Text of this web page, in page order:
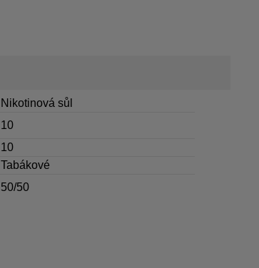
Nikotinová sůl
10
10
Tabákové
50/50